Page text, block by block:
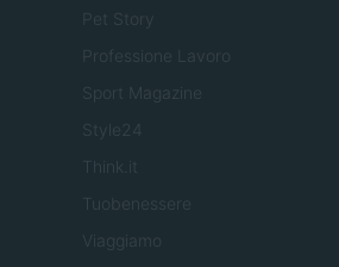
Pet Story
Professione Lavoro
Sport Magazine
Style24
Think.it
Tuobenessere
Viaggiamo